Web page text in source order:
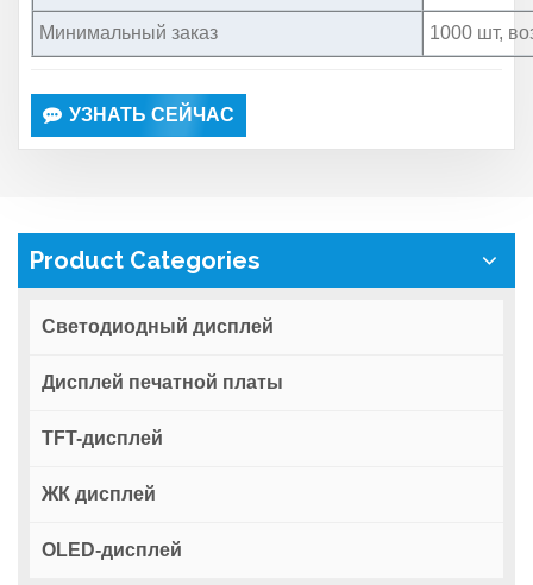
Минимальный заказ 1000 шт,
УЗНАТЬ СЕЙЧАС
Product Categories
Светодиодный дисплей
Дисплей печатной платы
TFT-дисплей
ЖК дисплей
OLED-дисплей